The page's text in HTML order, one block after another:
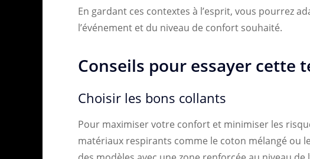
En gardant ces contextes à l’esprit, vous pourrez
l’événement et du niveau de confort souhaité.
Conseils pour essayer cette
Choisir les bons collants
Pour maximiser votre confort et minimiser les
matériaux respirants comme le coton mélangé ou